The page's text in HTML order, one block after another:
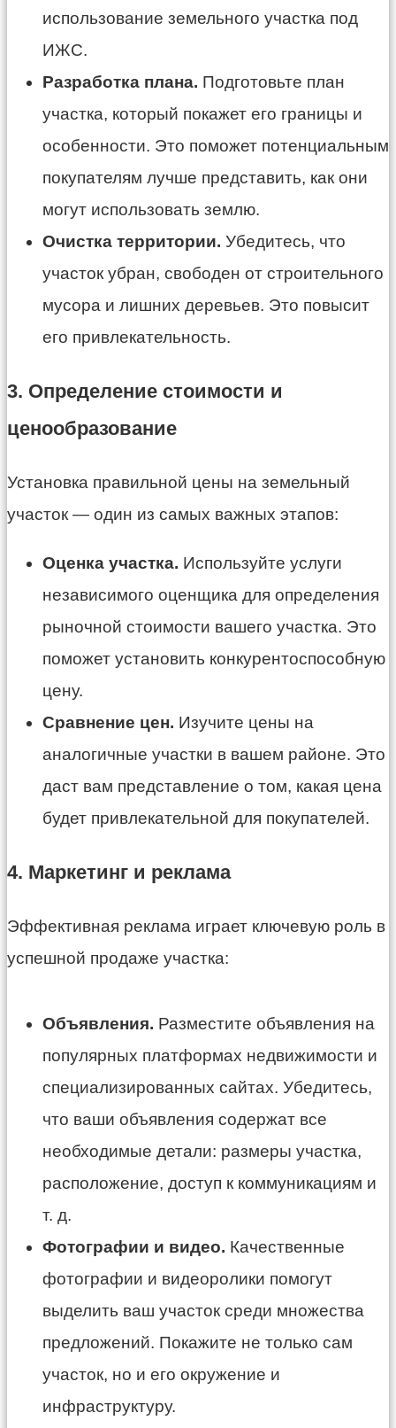
использование земельного участка под
ИЖС.
Разработка плана. Подготовьте план
участка, который покажет его границы и
особенности. Это поможет потенциальным
покупателям лучше представить, как они
могут использовать землю.
Очистка территории. Убедитесь, что
участок убран, свободен от строительного
мусора и лишних деревьев. Это повысит
его привлекательность.
3. Определение стоимости и
ценообразование
Установка правильной цены на земельный
участок — один из самых важных этапов:
Оценка участка. Используйте услуги
независимого оценщика для определения
рыночной стоимости вашего участка. Это
поможет установить конкурентоспособную
цену.
Сравнение цен. Изучите цены на
аналогичные участки в вашем районе. Это
даст вам представление о том, какая цена
будет привлекательной для покупателей.
4. Маркетинг и реклама
Эффективная реклама играет ключевую роль в
успешной продаже участка:
Объявления. Разместите объявления на
популярных платформах недвижимости и
специализированных сайтах. Убедитесь,
что ваши объявления содержат все
необходимые детали: размеры участка,
расположение, доступ к коммуникациям и
т. д.
Фотографии и видео. Качественные
фотографии и видеоролики помогут
выделить ваш участок среди множества
предложений. Покажите не только сам
участок, но и его окружение и
инфраструктуру.